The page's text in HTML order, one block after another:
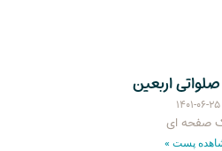
اربعین
۱۴۰۱-۰۶-۲۵
صفحه ای
پست »